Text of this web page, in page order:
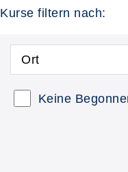
Kurse filtern nach:
Ort
Keine